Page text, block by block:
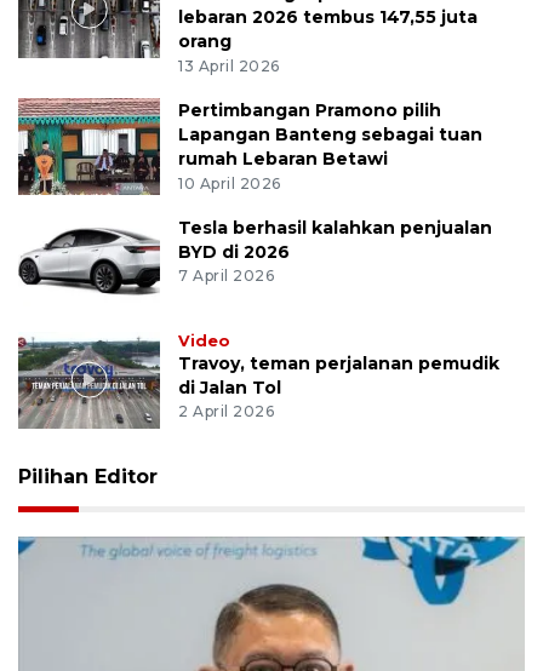
lebaran 2026 tembus 147,55 juta
orang
13 April 2026
Pertimbangan Pramono pilih
Lapangan Banteng sebagai tuan
rumah Lebaran Betawi
10 April 2026
Tesla berhasil kalahkan penjualan
BYD di 2026
7 April 2026
Video
Travoy, teman perjalanan pemudik
di Jalan Tol
2 April 2026
Pilihan Editor